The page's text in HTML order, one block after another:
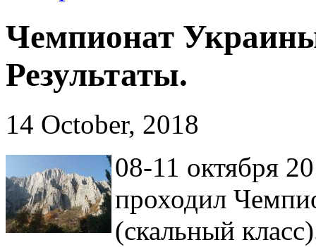
Чемпионат
Результаты.
14 October, 2018
08-11 октября
проходил
(скальный